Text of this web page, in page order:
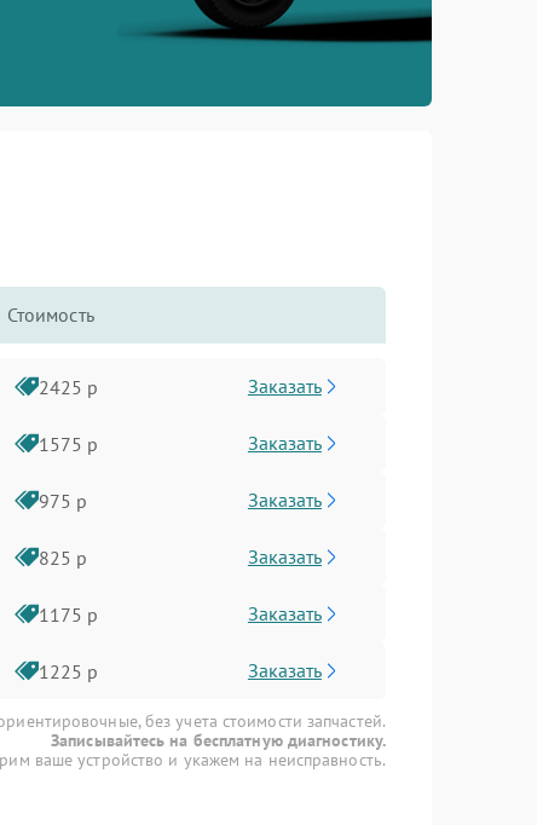
Стоимость
2425 р Заказать
1575 р Заказать
975 р Заказать
825 р Заказать
1175 р Заказать
1225 р Заказать
без учета стоимости запчастей.
Записывайтесь на бесплатную диагностику.
ваше устройство и укажем на неисправность.